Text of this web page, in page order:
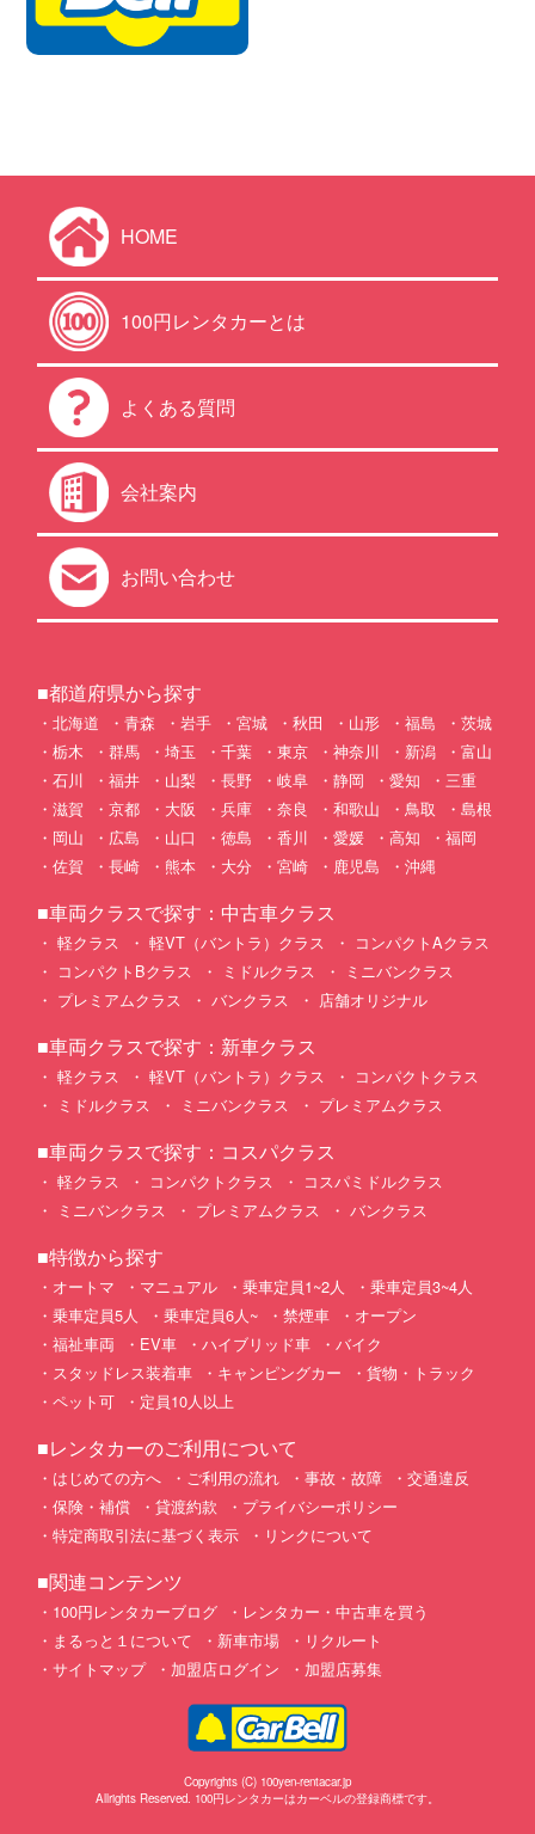
HOME
100円レンタカーとは
よくある質問
会社案内
お問い合わせ
■都道府県から探す
北海道 青森 岩手 宮城 秋田 山形 福島
茨城
栃木
群馬 埼玉 千葉 東京 神奈川 新潟
富山
石川
福井 山梨 長野 岐阜 静岡 愛知
三重
滋賀
京都 大阪 兵庫 奈良 和歌山 鳥取
島根
岡山
広島 山口 徳島 香川 愛媛 高知
福岡
佐賀
長崎 熊本 大分 宮崎 鹿児島 沖縄
■車両クラスで探す：中古車クラス
軽クラス 軽VT（バントラ）クラス
コンパクトAクラス
コンパクトBクラス
ミドルクラス
ミニバンクラス
プレミアムクラス
バンクラス 店舗オリジナル
■車両クラスで探す：新車クラス
軽クラス 軽VT（バントラ）クラス
コンパクトクラス
ミドルクラス
ミニバンクラス プレミアムクラス
■車両クラスで探す：コスパクラス
軽クラス コンパクトクラス
コスパミドルクラス
ミニバンクラス
プレミアムクラス バンクラス
■特徴から探す
オートマ マニュアル 乗車定員1~2人
乗車定員3~4人
乗車定員5人
乗車定員6人~ 禁煙車
オープン
福祉車両
EV車 ハイブリッド車
バイク
スタッドレス装着車
キャンピングカー
貨物・トラック
ペット可
定員10人以上
■レンタカーのご利用について
はじめての方へ ご利用の流れ 事故・故障
交通違反
保険・補償
貸渡約款
プライバシーポリシー
特定商取引法に基づく表示
リンクについて
■関連コンテンツ
100円レンタカーブログ
レンタカー・中古車を買う
まるっと１について
新車市場
リクルート
サイトマップ
加盟店ログイン 加盟店募集
Copyrights (C) 100yen-rentacar.jp
Allrights Reserved. 100円レンタカーはカーベルの登録商標です。